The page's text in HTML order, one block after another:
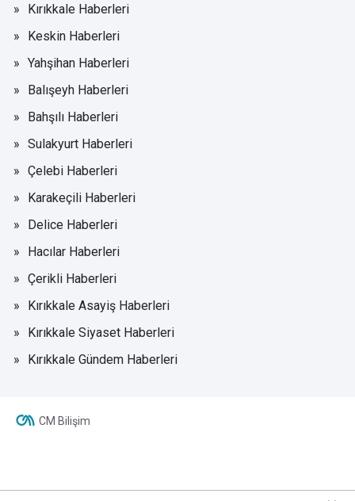
Kırıkkale Haberleri
Keskin Haberleri
Yahşihan Haberleri
Balışeyh Haberleri
Bahşılı Haberleri
Sulakyurt Haberleri
Çelebi Haberleri
Karakeçili Haberleri
Delice Haberleri
Hacılar Haberleri
Çerikli Haberleri
Kırıkkale Asayiş Haberleri
Kırıkkale Siyaset Haberleri
Kırıkkale Gündem Haberleri
CM Bilişim